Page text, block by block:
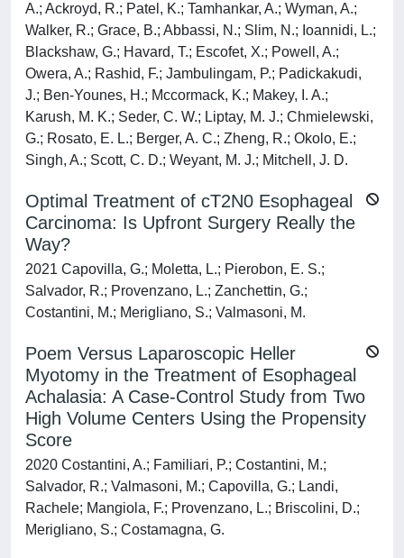
A.; Ackroyd, R.; Patel, K.; Tamhankar, A.; Wyman, A.;
Walker, R.; Grace, B.; Abbassi, N.; Slim, N.; Ioannidi, L.;
Blackshaw, G.; Havard, T.; Escofet, X.; Powell, A.;
Owera, A.; Rashid, F.; Jambulingam, P.; Padickakudi,
J.; Ben-Younes, H.; Mccormack, K.; Makey, I. A.;
Karush, M. K.; Seder, C. W.; Liptay, M. J.; Chmielewski,
G.; Rosato, E. L.; Berger, A. C.; Zheng, R.; Okolo, E.;
Singh, A.; Scott, C. D.; Weyant, M. J.; Mitchell, J. D.
Optimal Treatment of cT2N0 Esophageal
Carcinoma: Is Upfront Surgery Really the
Way?
2021 Capovilla, G.; Moletta, L.; Pierobon, E. S.;
Salvador, R.; Provenzano, L.; Zanchettin, G.;
Costantini, M.; Merigliano, S.; Valmasoni, M.
Poem Versus Laparoscopic Heller
Myotomy in the Treatment of Esophageal
Achalasia: A Case-Control Study from Two
High Volume Centers Using the Propensity
Score
2020 Costantini, A.; Familiari, P.; Costantini, M.;
Salvador, R.; Valmasoni, M.; Capovilla, G.; Landi,
Rachele; Mangiola, F.; Provenzano, L.; Briscolini, D.;
Merigliano, S.; Costamagna, G.